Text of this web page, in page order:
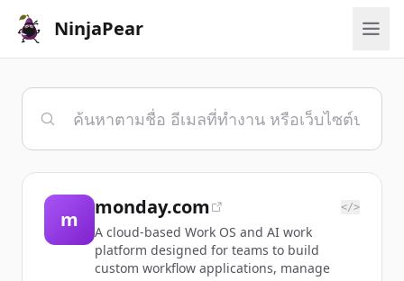
NinjaPear
m
monday.com </>
A cloud-based Work OS and AI work
platform designed for teams to build
custom workflow applications, manage